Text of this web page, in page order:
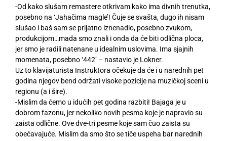
-Od kako slušam remastere otkrivam kako ima divnih trenutka,
posebno na ‘Jahačima magle’! Čuje se svašta, dugo ih nisam
slušao i baš sam se prijatno iznenadio, posebno zvukom,
produkcijom…mada smo znali i onda da će biti odlična ploca,
jer smo je radili natenane u idealnim uslovima. Ima sjajnih
momenata, posebno ‘442’ – nastavio je Lokner.
Uz to klavijaturista Instruktora očekuje da će i u narednih pet
godina njegov bend održati visoke pozicije na muzičkoj sceni u
regionu (a i šire).
-Mislim da ćemo u idućih pet godina razbiti! Bajaga je u
dobrom fazonu, jer nekoliko novih pesma koje je napravio su
zaista odlične. Ove dve-tri pesme koje sam čuo zaista su
obećavajuće. Mislim da smo što se tiče uspeha bar narednih